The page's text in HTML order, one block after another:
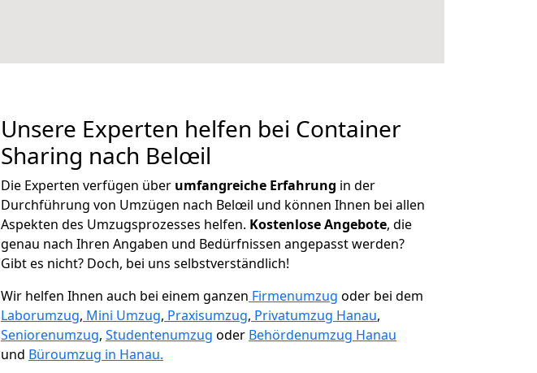
Unsere Experten helfen bei Container
Sharing nach Belœil
Die Experten verfügen über umfangreiche Erfahrung in der
Durchführung von Umzügen nach Belœil und können Ihnen bei allen
Aspekten des Umzugsprozesses helfen. Kostenlose Angebote, die
genau nach Ihren Angaben und Bedürfnissen angepasst werden?
Gibt es nicht? Doch, bei uns selbstverständlich!
Wir helfen Ihnen auch bei einem ganzen Firmenumzug oder bei dem
Laborumzug, Mini Umzug, Praxisumzug, Privatumzug Hanau,
Seniorenumzug, Studentenumzug oder Behördenumzug Hanau
und Büroumzug in Hanau.